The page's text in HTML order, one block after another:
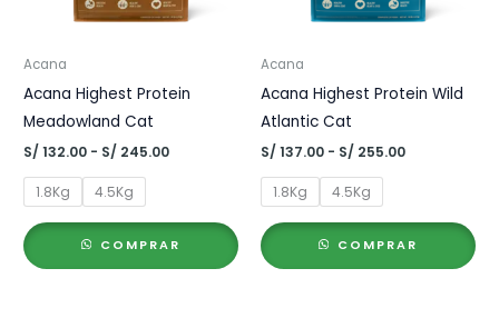
Acana
Acana Highest Protein
Meadowland Cat
S/ 132.00 - S/ 245.00Rango
S/ 132.00
hasta
S/ 245.00
1.8Kg 4.5Kg
COMPRAR
Acana
Acana Highest Protein Wild
Atlantic Cat
S/ 137.00 - S/ 255.00Rango
S/ 137.00
hasta
S/ 255.00
1.8Kg 4.5Kg
COMPRAR